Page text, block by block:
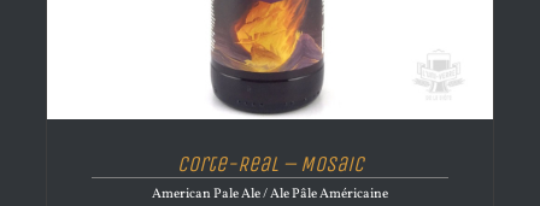
Corte-Real – Mosaic
American Pale Ale / Ale Pâle Américaine